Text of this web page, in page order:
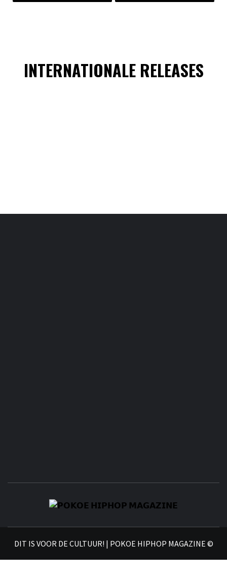
INTERNATIONALE RELEASES
DIT IS VOOR DE CULTUUR! | POKOE HIPHOP MAGAZINE ©